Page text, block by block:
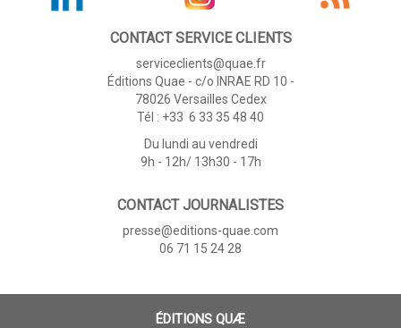
CONTACT SERVICE CLIENTS
serviceclients@quae.fr
Éditions Quae - c/o INRAE RD 10 -
78026 Versailles Cedex
Tél : +33 6 33 35 48 40
Du lundi au vendredi
9h - 12h/ 13h30 - 17h
CONTACT JOURNALISTES
presse@editions-quae.com
06 71 15 24 28
ÉDITIONS QUÆ